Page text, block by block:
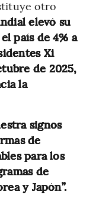
otro
elevó su
país de 4% a
Xi
de 2025,
la
signos
de
para los
de
y Japón”.